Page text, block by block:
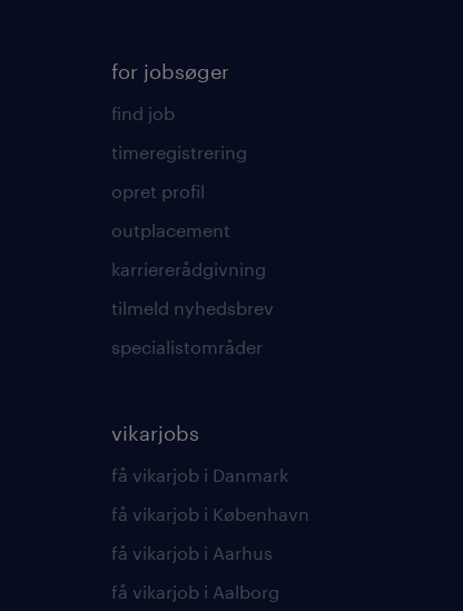
for jobsøger
find job
timeregistrering
opret profil
outplacement
karriererådgivning
tilmeld nyhedsbrev
specialistområder
vikarjobs
få vikarjob i Danmark
få vikarjob i København
få vikarjob i Aarhus
få vikarjob i Aalborg